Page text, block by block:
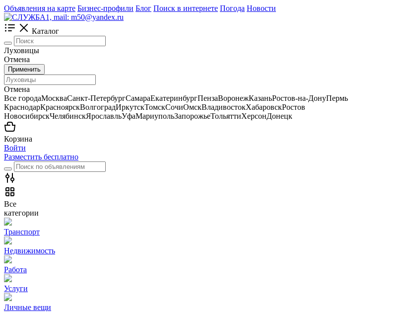
Объявления на карте Бизнес-профили Блог Поиск в интернете Погода Новости
Каталог
Луховицы
Отмена
Применить
Отмена
Все городаМоскваСанкт-ПетербургСамараЕкатеринбургПензаВоронежКазаньРостов-на-ДонуПермь
КраснодарКрасноярскВолгоградИркутскТомскСочиОмскВладивостокХабаровскРостов
НовосибирскЧелябинскЯрославльУфаМариупольЗапорожьеТольяттиХерсонДонецк
Корзина
Войти
Разместить бесплатно
Все
категории
Транспорт
Недвижимость
Работа
Услуги
Личные вещи